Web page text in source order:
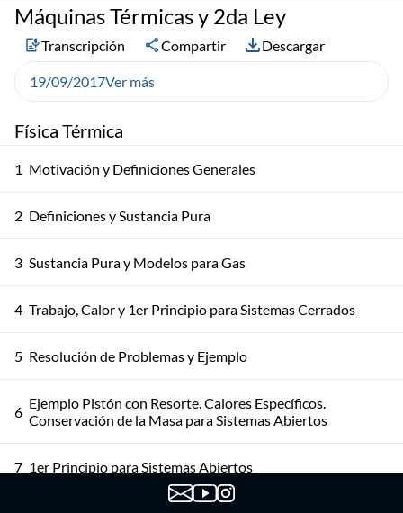
Física Térmica
1 Motivación y Definiciones Generales
2 Definiciones y Sustancia Pura
3 Sustancia Pura y Modelos para Gas
4 Trabajo, Calor y 1er Principio para Sistemas Cerrados
5 Resolución de Problemas y Ejemplo
6 Ejemplo Pistón con Resorte. Calores Específicos.
Conservación de la Masa para Sistemas Abiertos
7 1er Principio para Sistemas Abiertos
Máquinas Térmicas y 2da Ley
Transcripción Compartir Descargar
19/09/2017Ver más